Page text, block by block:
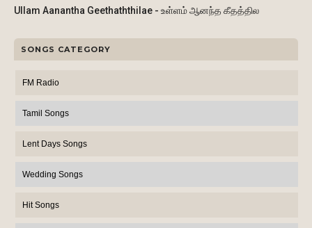
Ullam Aanantha Geethaththilae - உள்ளம் ஆனந்த கீதத்தில
SONGS CATEGORY
FM Radio
Tamil Songs
Lent Days Songs
Wedding Songs
Hit Songs